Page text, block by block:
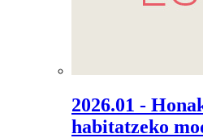
2026.01 -
habitatzeko